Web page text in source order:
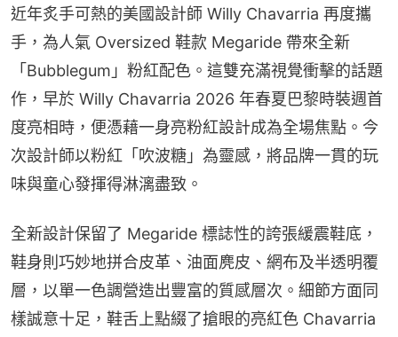
近年炙手可熱的美國設計師 Willy Chavarria 再度攜
手，為人氣 Oversized 鞋款 Megaride 帶來全新
「Bubblegum」粉紅配色。這雙充滿視覺衝擊的話題
作，早於 Willy Chavarria 2026 年春夏巴黎時裝週首
度亮相時，便憑藉一身亮粉紅設計成為全場焦點。今
次設計師以粉紅「吹波糖」為靈感，將品牌一貫的玩
味與童心發揮得淋漓盡致。
全新設計保留了 Megaride 標誌性的誇張緩震鞋底，
鞋身則巧妙地拼合皮革、油面麂皮、網布及半透明覆
層，以單一色調營造出豐富的質感層次。細節方面同
樣誠意十足，鞋舌上點綴了搶眼的亮紅色 Chavarria